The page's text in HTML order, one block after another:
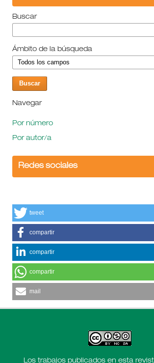
Buscar
Ámbito de la búsqueda
Navegar
Por número
Por autor/a
Redes sociales
tweet
compartir
compartir
compartir
mail
Los trabajos publicados en esta